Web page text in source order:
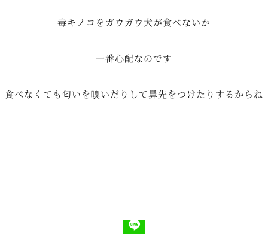
毒キノコをガウガウ犬が食べないか
一番心配なのです
食べなくても匂いを嗅いだりして鼻先をつけたりするからね